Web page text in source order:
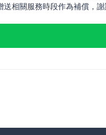
相關服務時段作為補償，謝